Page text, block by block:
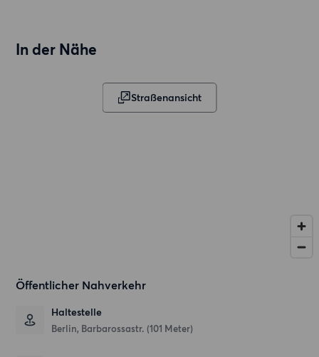
In der Nähe
Straßenansicht
Öffentlicher Nahverkehr
Haltestelle
Berlin, Barbarossastr. (101 Meter)